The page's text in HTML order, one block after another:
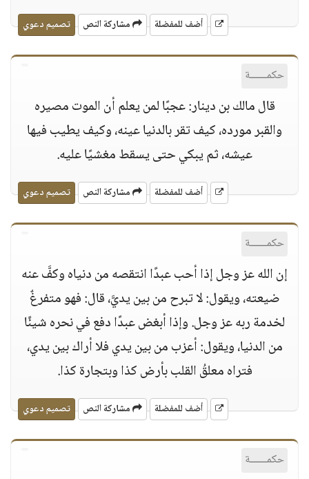
أضف للمفضلة مشاركة النص تصميم دعوي
حكمــــــة
قال مالك بن دينار: عجبًا لمن يعلم أن الموت مصيره
والقبر مورده، كيف تقر بالدنيا عينه، وكيف يطيب فيها
عيشه، ثم يبكي حتى يسقط مغشيًا عليه.
أضف للمفضلة مشاركة النص تصميم دعوي
حكمــــــة
إن الله عز وجل إذا أحب عبدًا انتقصه من دنياه وكفَّ عنه
ضيعته، ويقول: لا تبرح من بين يديَّ، قال: فهو متفرغٌ
لخدمة ربه عز وجل. وإذا أبغض عبدًا دفع في نحره شيئًا
من الدنيا، ويقول: أعزب من بين يدي فلا أراك بين يدي،
فتراه معلقُ القلب بأرض كذا وبتجارة كذا.
أضف للمفضلة مشاركة النص تصميم دعوي
حكمــــــة